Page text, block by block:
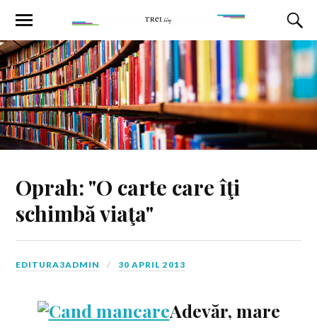
Oprah: "O carte care îţi
schimbă viaţa"
EDITURA3ADMIN 30 APRIL 2013
Adevăr, mare